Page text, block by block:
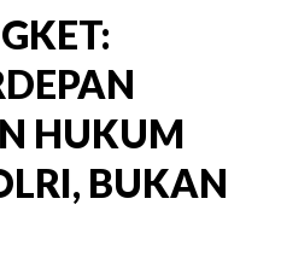
HUKUM
BUKAN